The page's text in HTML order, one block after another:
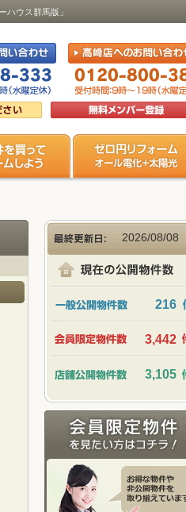
ハウス群馬版」
2026/08/08
216
3,442
3,105